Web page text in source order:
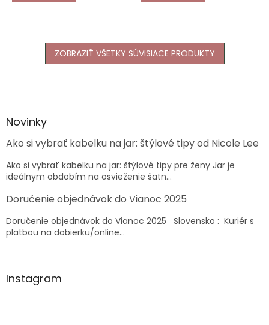
ZOBRAZIŤ VŠETKY SÚVISIACE PRODUKTY
Z
äNovinky
Ako si vybrať kabelku na jar: štýlové tipy od Nicole Lee
Ako si vybrať kabelku na jar: štýlové tipy pre ženy Jar je
ideálnym obdobím na osvieženie šatn...
Doručenie objednávok do Vianoc 2025
Doručenie objednávok do Vianoc 2025 Slovensko : Kuriér s
platbou na dobierku/online...
Instagram